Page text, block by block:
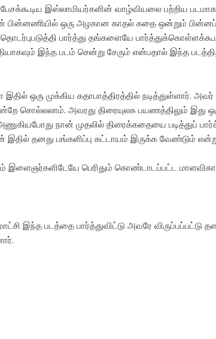
இஸ்லாமியர்களின் வாழ்வியலை பற்றிய
பின்னணியில் ஒரு அழகான காதல் கதை ஒன்றும்
பார்த்து தங்களையே
இந்த படம் சென்று சேரும் என்பதால் இந்த
ஒரு முக்கிய கதாபாத்திரத்தில் நடித்துள்ளார். அவர்
சொல்லலாம். அவரது திரையுலக பயணத்திலும் இது
நான் முதலில் திரைக்கதையை படித்துப்
இதில் தனது பங்களிப்பு கட்டாயம் இருக்க வேண்டும்
இளைஞர்களிடேயே பெரிதும் கொண்டாடப்பட்ட
இந்த படத்தை பார்த்துவிட்டு அவரே விருப்பப்பட்டு